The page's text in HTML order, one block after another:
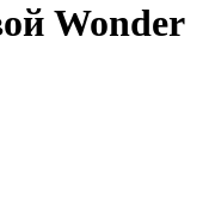
Wonder